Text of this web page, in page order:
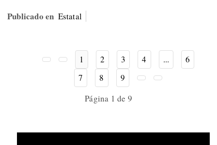
Publicado en Estatal
1 2 3 4 ...
6
7
8
9
Página 1 de 9